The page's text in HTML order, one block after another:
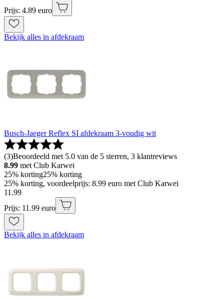
Prijs: 4.89 euro
Bekijk alles in afdekraam
Busch-Jaeger Reflex SI afdekraam 3-voudig wit
(3)Beoordeeld met 5.0 van de 5 sterren, 3 klantreviews
8.99 met Club Karwei
25% korting25% korting
25% korting, voordeelprijs: 8.99 euro met Club Karwei
11 .99
Prijs: 11.99 euro
Bekijk alles in afdekraam